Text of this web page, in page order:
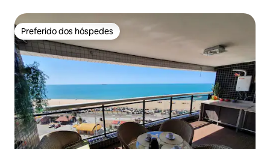
Preferido dos hóspedes
Preferido dos hóspedes